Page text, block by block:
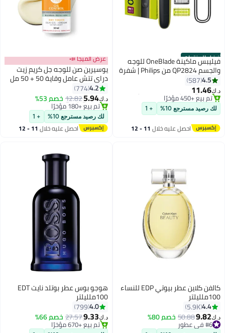
أفضل المنتجات فيليبس ماكينة OneBlade للوجه
والجسم QP2824 من Philips | شفرة
مزدوجة الجوانب | تقنية OneBlade
اللاسلكي | مقاومة للماء | أداة
كهربائية لتشذيب وحلاقة اللحية
4.5
587
د.ك‏11.46
#2 في أجهزة الحلاقة الكهربائية
تم بيع +450 مؤخرًا
#2 في أجهزة الحلاقة الكهربائية
لك رصيد مسترجع 10% + 1
احصل عليه خلال 11 - 12
عرض الميجا 📣
يوسيرين صن للوجه جل كريم زيت
دراي تتش عامل وقاية 50 + 50 مل
50ملليلتر4.2
774
د.ك‏5.94
12.82خصم 53%
#5 في واقي شمس
تم بيع +180 مؤخرًا
#5 في واقي شمس
لك رصيد مسترجع 10% + 1
احصل عليه خلال 11 - 12
كالفن كلاين عطر بيوتي EDP للنساء
100ملليلتر
4.4
5.9K
د.ك‏9.82
50.88خصم 80%
#6 في عطور
هوجو بوس عطر بوتلد نايت EDT
100ملليلتر
4.0
799
د.ك‏9.33
27.57خصم 66%
#5 في عطور
تم بيع +670 مؤخرًا
#5 في عطور